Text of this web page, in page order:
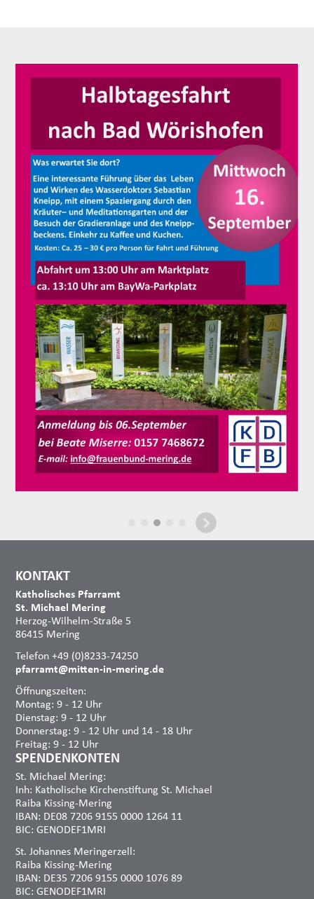
KONTAKT
Katholisches Pfarramt
St. Michael Mering
Herzog-Wilhelm-Straße 5
86415 Mering
Telefon +49 (0)8233-74250
pfarramt@mitten-in-mering.de
Öffnungszeiten:
Montag: 9 - 12 Uhr
Dienstag: 9 - 12 Uhr
Donnerstag: 9 - 12 Uhr und 14 - 18 Uhr
Freitag: 9 - 12 Uhr
SPENDENKONTEN
St. Michael Mering:
Inh: Katholische Kirchenstiftung St. Michael
Raiba Kissing-Mering
IBAN: DE08 7206 9155 0000 1264 11
BIC: GENODEF1MRI
St. Johannes Meringerzell:
Raiba Kissing-Mering
IBAN: DE35 7206 9155 0000 1076 89
BIC: GENODEF1MRI